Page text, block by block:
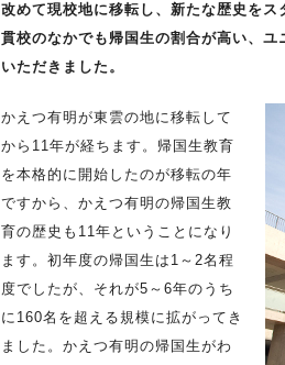
改めて現校地に移転し、新たな歴史を
貫校のなかでも帰国生の割合が高い、
いただきました。
かえつ有明が東雲の地に移転して
から11年が経ちます。帰国生教育
を本格的に開始したのが移転の年
ですから、かえつ有明の帰国生教
育の歴史も11年ということになり
ます。初年度の帰国生は1～2名程
度でしたが、それが5～6年のうち
に160名を超える規模に拡がってき
ました。かえつ有明の帰国生がわ